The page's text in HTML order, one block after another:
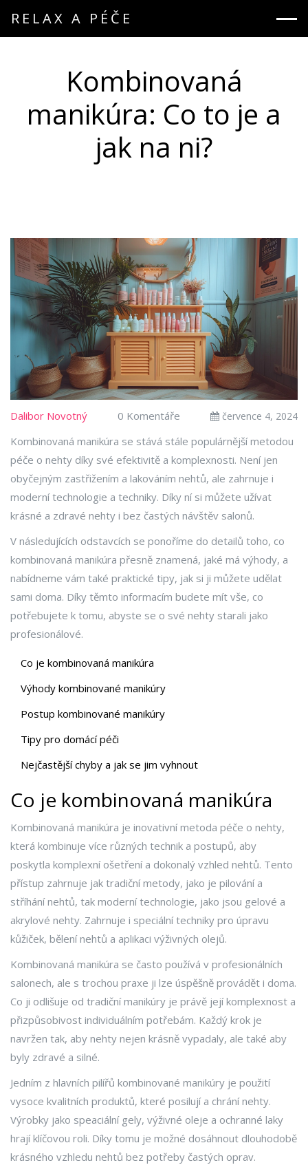
RELAX A PÉČE
Kombinovaná
manikúra: Co to je a
jak na ni?
Dalibor Novotný 0 Komentáře července 4, 2024
Kombinovaná manikúra se stává stále populárnější metodou
péče o nehty díky své efektivitě a komplexnosti. Není jen
obyčejným zastřižením a lakováním nehtů, ale zahrnuje i
moderní technologie a techniky. Díky ní si můžete užívat
krásné a zdravé nehty i bez častých návštěv salonů.
V následujících odstavcích se ponoříme do detailů toho, co
kombinovaná manikúra přesně znamená, jaké má výhody, a
nabídneme vám také praktické tipy, jak si ji můžete udělat
sami doma. Díky těmto informacím budete mít vše, co
potřebujete k tomu, abyste se o své nehty starali jako
profesionálové.
Co je kombinovaná manikúra
Výhody kombinované manikúry
Postup kombinované manikúry
Tipy pro domácí péči
Nejčastější chyby a jak se jim vyhnout
Co je kombinovaná manikúra
Kombinovaná manikúra je inovativní metoda péče o nehty,
která kombinuje více různých technik a postupů, aby
poskytla komplexní ošetření a dokonalý vzhled nehtů. Tento
přístup zahrnuje jak tradiční metody, jako je pilování a
stříhání nehtů, tak moderní technologie, jako jsou gelové a
akrylové nehty. Zahrnuje i speciální techniky pro úpravu
kůžiček, bělení nehtů a aplikaci výživných olejů.
Kombinovaná manikúra se často používá v profesionálních
salonech, ale s trochou praxe ji lze úspěšně provádět i doma.
Co ji odlišuje od tradiční manikúry je právě její komplexnost a
přizpůsobivost individuálním potřebám. Každý krok je
navržen tak, aby nehty nejen krásně vypadaly, ale také aby
byly zdravé a silné.
Jedním z hlavních pilířů kombinované manikúry je použití
vysoce kvalitních produktů, které posilují a chrání nehty.
Výrobky jako speaciální gely, výživné oleje a ochranné laky
hrají klíčovou roli. Díky tomu je možné dosáhnout dlouhodobě
krásného vzhledu nehtů bez potřeby častých oprav.